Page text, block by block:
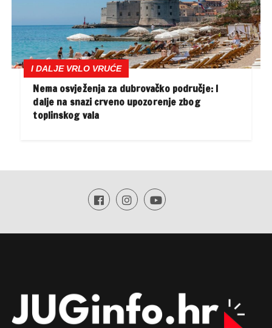
I DALJE VRLO VRUĆE
Nema osvježenja za dubrovačko područje: I
dalje na snazi crveno upozorenje zbog
toplinskog vala